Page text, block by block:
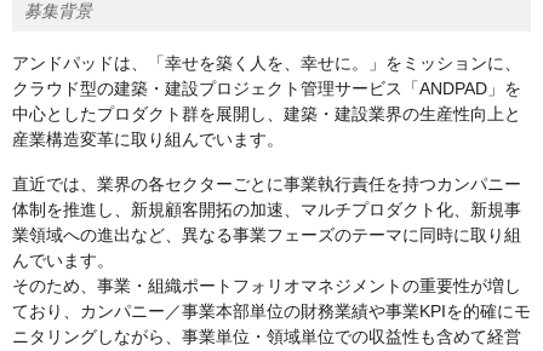
募集背景
アンドパッドは、「幸せを築く人を、幸せに。」をミッションに、
クラウド型の建築・建設プロジェクト管理サービス「ANDPAD」を
中心としたプロダクト群を展開し、建築・建設業界の生産性向上と
産業構造変革に取り組んでいます。​
直近では、業界の各セクターごとに事業執行責任を持つカンパニー
体制を推進し、新規顧客開拓の加速、マルチプロダクト化、新規事
業領域への進出など、異なる事業フェーズのテーマに同時に取り組
んでいます。​
そのため、事業・組織ポートフォリオマネジメントの重要性が増し
ており、カンパニー／事業本部単位の財務業績や事業KPIを的確にモ
ニタリングしながら、事業単位・領域単位での収益性も含めて経営